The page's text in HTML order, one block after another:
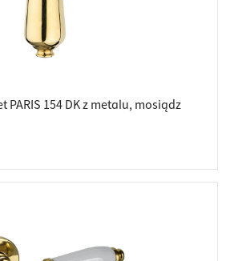
154 DK z metalu, mosiądz